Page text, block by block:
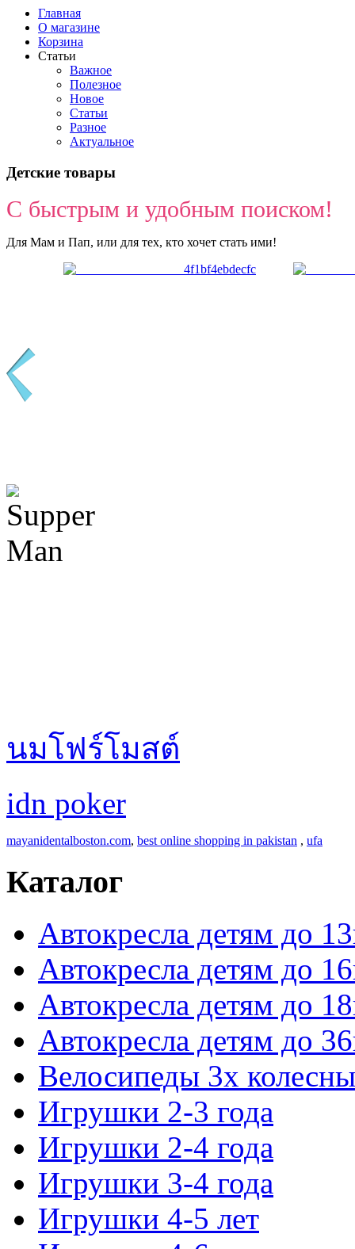
Главная
О магазине
Корзина
Статьи
Важное
Полезное
Новое
Статьи
Разное
Актуальное
Детские товары
С быстрым и удобным поиском!
Для Мам и Пап, или для тех, кто хочет стать ими!
นมโฟร์โมสต์
idn poker
mayanidentalboston.com, best online shopping in pakistan , ufa
Каталог
Автокресла детям до
Автокресла детям до
Автокресла детям до
Автокресла детям до
Велосипеды 3х
Игрушки 2-3 года
Игрушки 2-4 года
Игрушки 3-4 года
Игрушки 4-5 лет